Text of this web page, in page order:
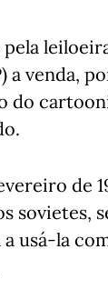
a venda,
do
de
sovietes,
usá-la